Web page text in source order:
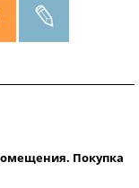
Покупка